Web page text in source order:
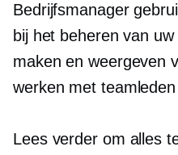
Bedrijfsmanager
bij het beheren van
maken en weergeven
werken met
Lees verder om alles